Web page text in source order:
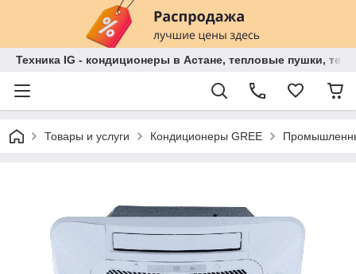
Техника IG - кондиционеры в Астане, тепловые пушки,
Товары и услуги Кондиционеры GREE